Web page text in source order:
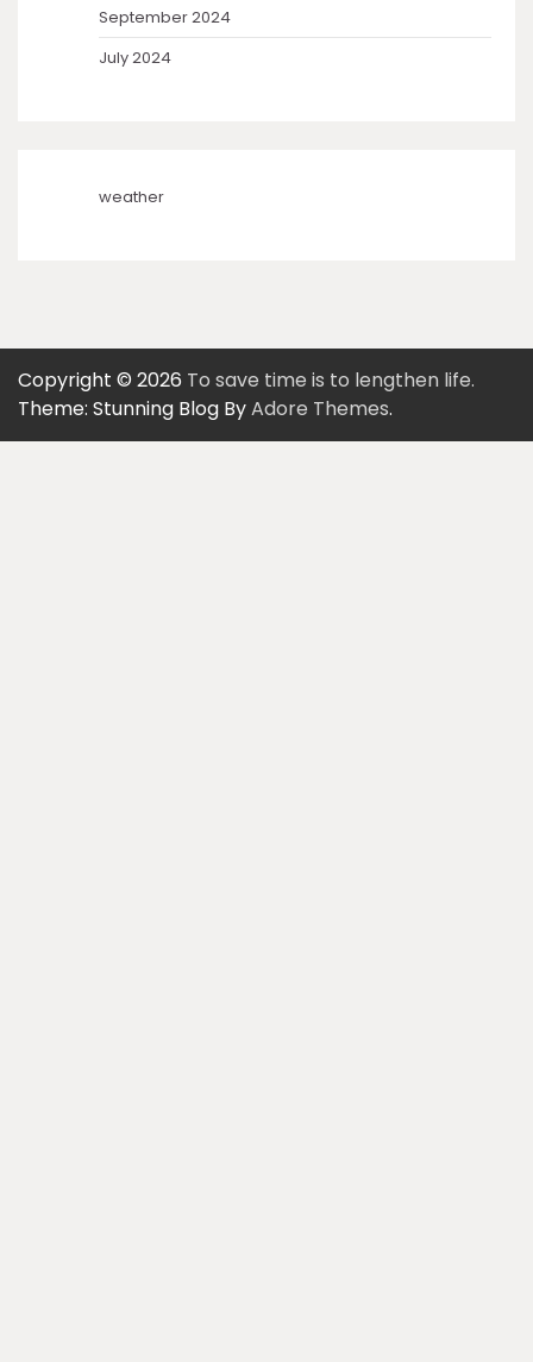
September 2024
July 2024
weather
Copyright © 2026 To save time is to lengthen life.
Theme: Stunning Blog ByAdore Themes.